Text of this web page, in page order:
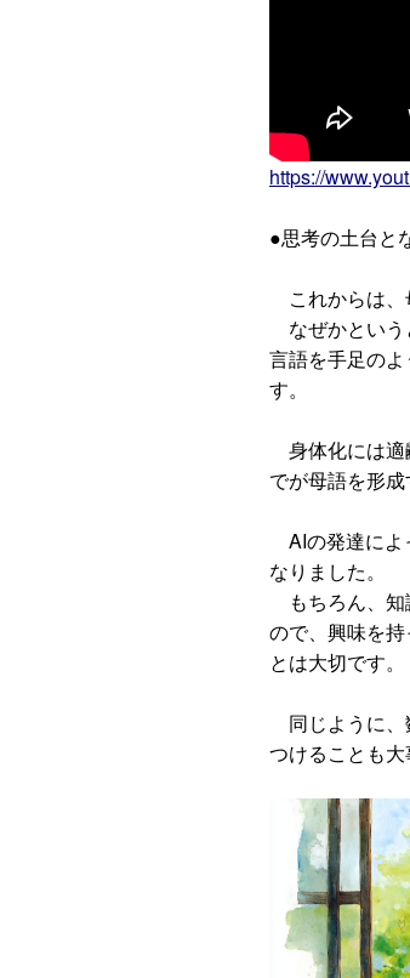
https://
●思考の土台と
これからは、
なぜかという
言語を手足の
す。
身体化には適
でが母語を形成
AIの発達によ
なりました。
もちろん、知
ので、興味を
とは大切です。
同じように、
つけることも大